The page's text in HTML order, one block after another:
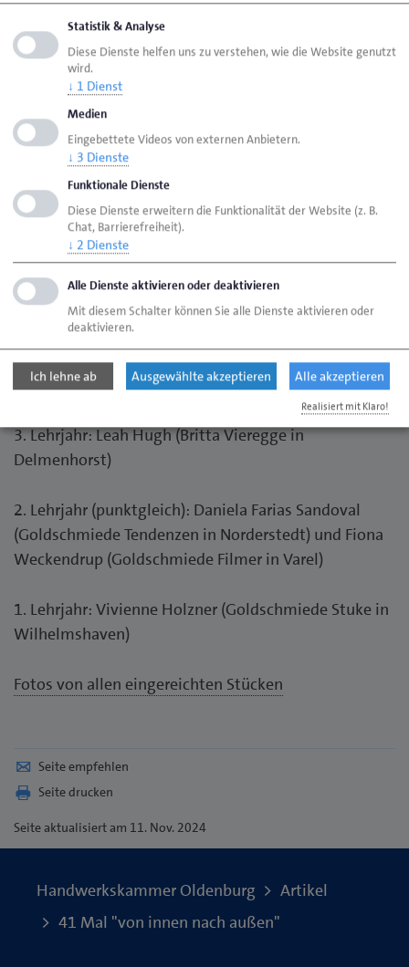
optimistisch für die Zukunft unseres Berufsstandes.“
Das Motto wurde mit kreativen Ideen ausgefüllt.
Zudem war für die fünfköpfige Jury natürlich die
handwerkliche Umsetzung ein entscheidendes
Kriterium. Bei der Siegerehrung durften jeweils die
ersten drei Plätze und belobigte Teilnehmer die
Beschreibungen ihrer Arbeiten vorlesen.
Erste Preise gingen an:
Gesellen: Josephine Hartwig (Goldschmiede Filmer in
Varel)
4. Lehrjahr: Nives-Anna Ciach (LK Goldschmiede in
Jever)
3. Lehrjahr: Leah Hugh (Britta Vieregge in
Delmenhorst)
2. Lehrjahr (punktgleich): Daniela Farias Sandoval
(Goldschmiede Tendenzen in Norderstedt) und Fiona
Weckendrup (Goldschmiede Filmer in Varel)
1. Lehrjahr: Vivienne Holzner (Goldschmiede Stuke in
Wilhelmshaven)
Fotos von allen eingereichten Stücken
Seite empfehlen
Seite drucken
Seiteaktualisiert am 11. Nov. 2024
Handwerkskammer Oldenburg
Artikel
41 Mal "von innen nach außen"
Statistik & Analyse
Diese Dienste helfen uns zu verstehen, wie die Website genutzt
wird.
↓ 1 Dienst
Medien
Eingebettete Videos von externen Anbietern.
↓ 3 Dienste
Funktionale Dienste
Diese Dienste erweitern die Funktionalität der Website (z. B.
Chat, Barrierefreiheit).
↓ 2 Dienste
Alle Dienste aktivieren oder deaktivieren
Mit diesem Schalter können Sie alle Dienste aktivieren oder
deaktivieren.
Ich lehne ab Ausgewählte akzeptieren Alle akzeptieren
Realisiert mit Klaro!